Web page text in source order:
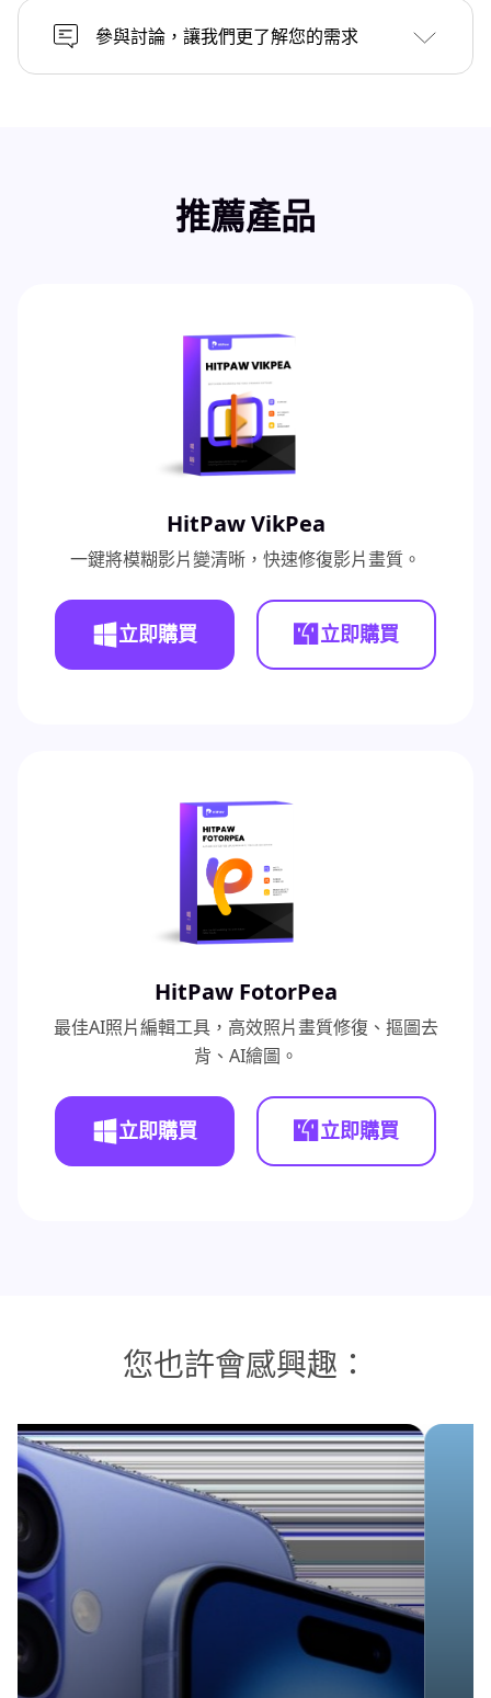
參與討論，讓我們更了解您的需求
推薦產品
HitPaw VikPea
一鍵將模糊影片變清晰，快速修復影片畫質。
立即購買 立即購買
HitPaw FotorPea
最佳AI照片編輯工具，高效照片畫質修復、摳圖去
背、AI繪圖。
立即購買 立即購買
您也許會感興趣：